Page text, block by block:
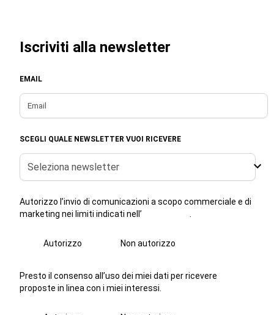
Iscriviti alla newsletter
EMAIL
SCEGLI QUALE NEWSLETTER VUOI RICEVERE
Seleziona newsletter
Autorizzo l’invio di comunicazioni a scopo commerciale e di
marketing nei limiti indicati nell’
.
Autorizzo Non autorizzo
Presto il consenso all’uso dei miei dati per ricevere
proposte in linea con i miei interessi.